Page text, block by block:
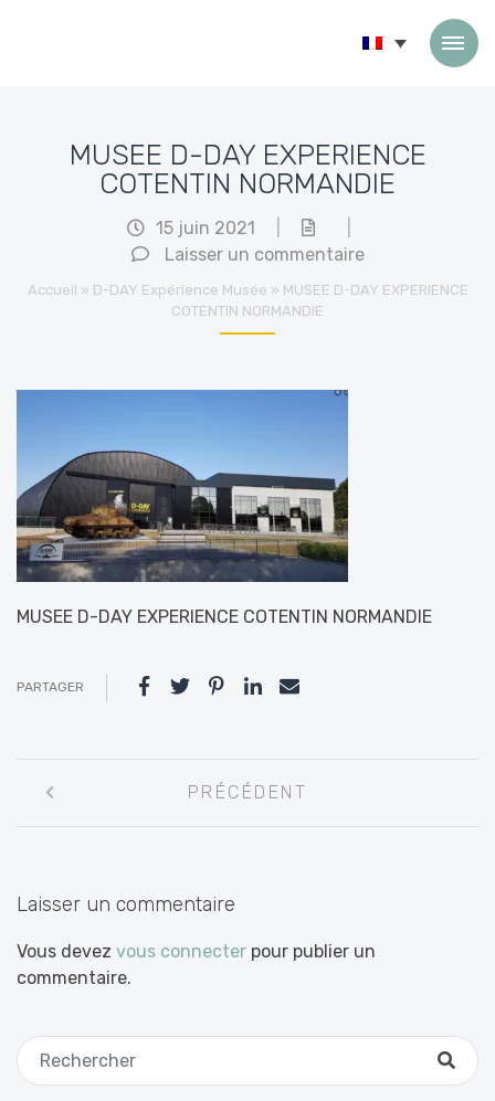
MUSEE D-DAY EXPERIENCE
COTENTIN NORMANDIE
15 juin 2021
Laisser un commentaire
Accueil » D-DAY Expérience Musée » MUSEE D-DAY EXPERIENCE
COTENTIN NORMANDIE
MUSEE D-DAY EXPERIENCE COTENTIN NORMANDIE
PARTAGER
entre
PRÉCÉDENT
Laisser un commentaire
Vous devez vous connecter pour publier un
commentaire.